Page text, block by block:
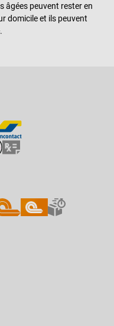
âgées peuvent rester en
domicile et ils peuvent